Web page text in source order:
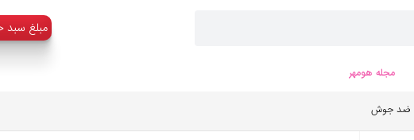
:مبلغ سبد
مجله هومهر
ضد جوش